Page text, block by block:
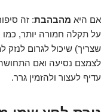
אם היא מהבהבת: זה
על תקלה חמורה יותר,
שצריך) שיכול לגרום לנזק
לצמצם נסיעה ואם
עדיף לעצור ולהזמין גרר.